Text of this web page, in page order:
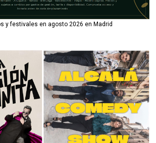
y festivales en agosto 2026 en Madrid